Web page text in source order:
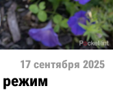
17 сентября 2025
режим